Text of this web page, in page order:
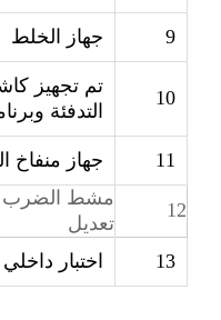
9 جهاز الخلط
10
تم تجهيز
التدفئة
11 جهاز منفاخ
12
مشط الضرب
تعديل
13 اختبار داخلي